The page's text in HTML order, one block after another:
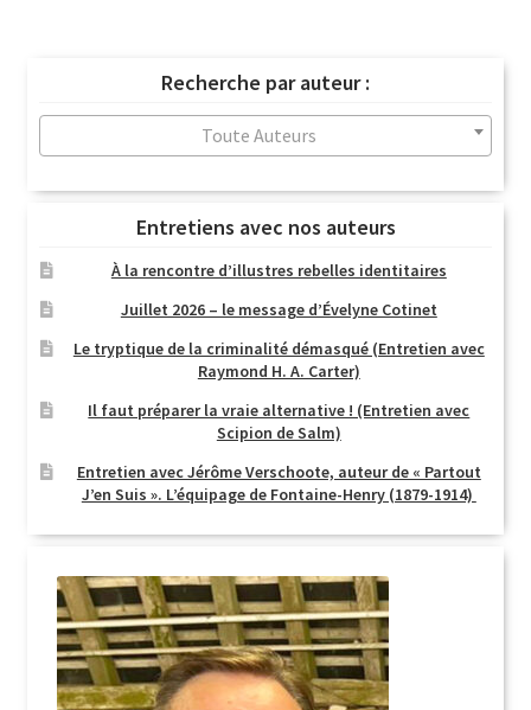
Recherche par auteur :
Toute Auteurs
Entretiens avec nos auteurs
À la rencontre d’illustres rebelles identitaires
Juillet 2026 – le message d’Évelyne Cotinet
Le tryptique de la criminalité démasqué (Entretien avec
Raymond H. A. Carter)
Il faut préparer la vraie alternative ! (Entretien avec
Scipion de Salm)
Entretien avec Jérôme Verschoote, auteur de « Partout
J’en Suis ». L’équipage de Fontaine-Henry (1879-1914)